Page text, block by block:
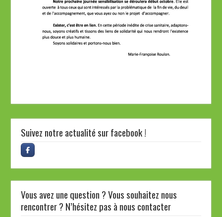
Suivez notre actualité sur facebook !
Vous avez une question ? Vous souhaitez nous
rencontrer ? N’hésitez pas à nous contacter